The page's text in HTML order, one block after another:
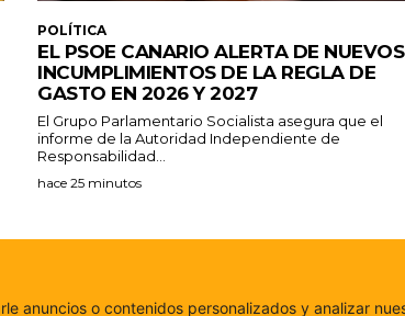
POLÍTICA
EL PSOE CANARIO ALERTA DE NUEVOS
INCUMPLIMIENTOS DE LA REGLA DE
GASTO EN 2026 Y 2027
El Grupo Parlamentario Socialista asegura que el
informe de la Autoridad Independiente de
Responsabilidad...
hace 25 minutos